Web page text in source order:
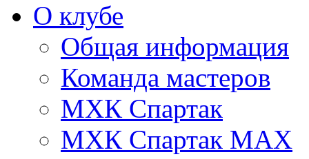
О клубе
Общая информация
Команда мастеров
МХК Спартак
МХК Спартак МАХ